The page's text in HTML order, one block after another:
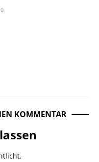
0
KOMMENTAR